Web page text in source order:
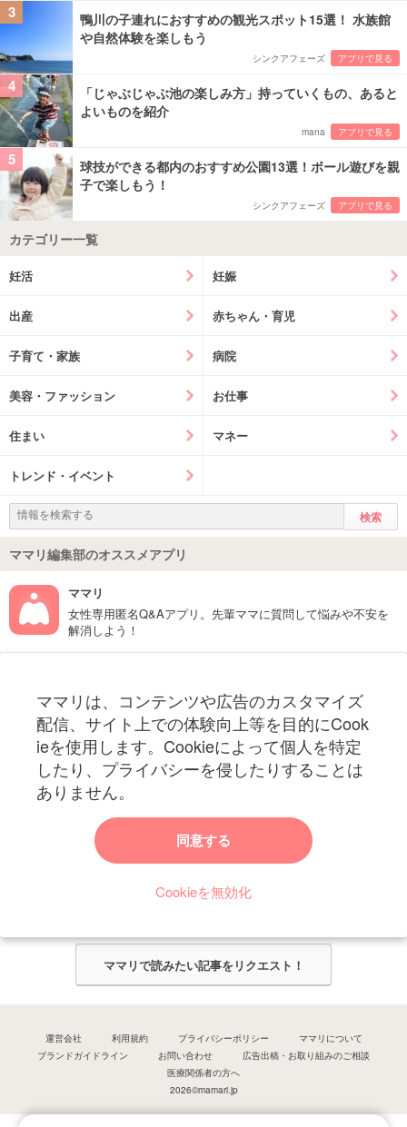
3
鴨川の子連れにおすすめの観光スポット15選！ 水族館
や自然体験を楽しもう
シンクアフェーズ アプリで見る
4
「じゃぶじゃぶ池の楽しみ方」持っていくもの、あると
よいものを紹介
mana アプリで見る
5
球技ができる都内のおすすめ公園13選！ボール遊びを親
子で楽しもう！
シンクアフェーズ アプリで見る
カテゴリー一覧
妊活 妊娠
出産 赤ちゃん・育児
子育て・家族 病院
美容・ファッション お仕事
住まい マネー
トレンド・イベント
ママリ編集部のオススメアプリ
ママリ
女性専用匿名Q&Aアプリ。先輩ママに質問して悩みや不安を
解消しよう！
ママリは、コンテンツや広告のカスタマイズ
配信、サイト上での体験向上等を目的にCook
ieを使用します。Cookieによって個人を特定
したり、プライバシーを侵したりすることは
ありません。
同意する
Cookieを無効化
妊娠〜子育て中のお役立ち情報を配信中
ママリからのお知らせ
今ママリで読みたい記事は何ですか？
ママリ編集部がみなさんのご意見をもとに記事を作成させていただきま
ママリで読みたい記事をリクエスト！
運営会社 利用規約 プライバシーポリシー
ママリについて
ブランドガイドライン
お問い合わせ
広告出稿・お取り組みのご相談
医療関係者の方へ
2026©mamari.jp